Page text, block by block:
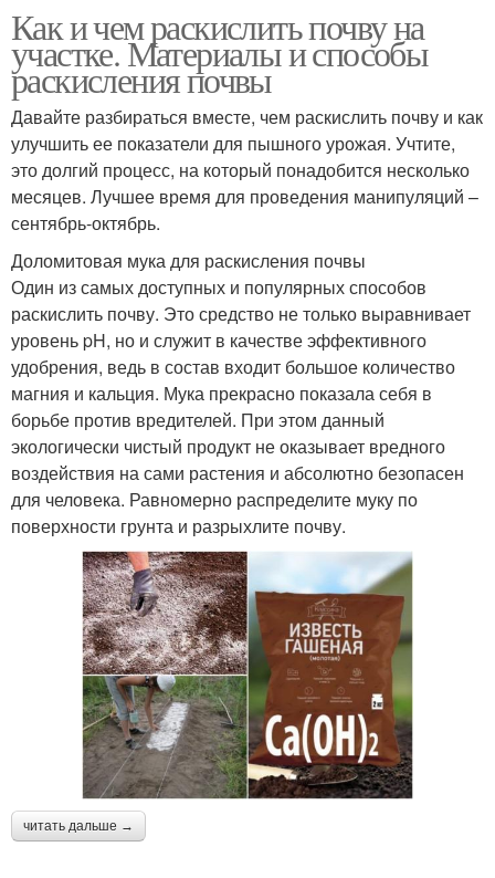
Как и чем раскислить почву на
участке. Материалы и способы
раскисления почвы
Давайте разбираться вместе, чем раскислить почву и как
улучшить ее показатели для пышного урожая. Учтите,
это долгий процесс, на который понадобится несколько
месяцев. Лучшее время для проведения манипуляций –
сентябрь-октябрь.
Доломитовая мука для раскисления почвы
Один из самых доступных и популярных способов
раскислить почву. Это средство не только выравнивает
уровень pH, но и служит в качестве эффективного
удобрения, ведь в состав входит большое количество
магния и кальция. Мука прекрасно показала себя в
борьбе против вредителей. При этом данный
экологически чистый продукт не оказывает вредного
воздействия на сами растения и абсолютно безопасен
для человека. Равномерно распределите муку по
поверхности грунта и разрыхлите почву.
читать дальше →